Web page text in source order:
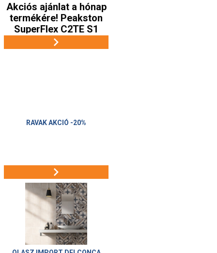
Akciós ajánlat a hónap
termékére! Peakston
SuperFlex C2TE S1
flexibilis
csemperagasztó –
lehetőséget!
RAVAK AKCIÓ -20%